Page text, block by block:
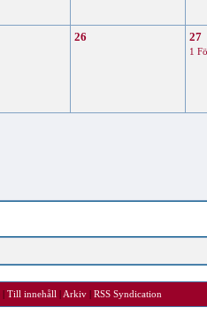
26 27
1
|Till innehåll | Arkiv |RSS Syndication